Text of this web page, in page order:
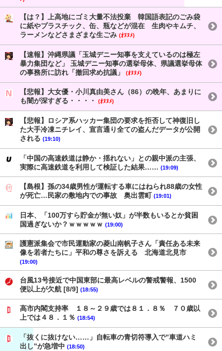
【は？】上高地にゴミ大量不法投棄 韓国語表記のごみ袋
に紙やプラスチック、缶、瓶などが混在 生肉やキムチ、
ラーメンなどさまざまな生ごみ (ｵﾇﾇﾒ)
【速報】沖縄県議「玉城デニー知事を支えているのは極左
暴力集団など」 玉城デニー知事の選挙母体、県議選挙母体
の事務所に訪れ「撤回求め抗議」
(ｵﾇﾇﾒ)
【悲報】大女優・小川真由美さん（86）の晩年、あまりに
も闇が深すぎる・・・・
(ｵﾇﾇﾒ)
【悲報】ロシア系ハッカー集団の要求を拒否して神復旧し
た大手冷凍ニチレイ、宣言通り全ての盗んだデータが公開
される (19:10)
「中国の高速鉄道は静か・揺れない」との親中派の主張、
実際に高速鉄道を利用して検証した結果…… (19:09)
【島根】孫の34歳男性が運転する車にはねられ88歳の女性
が死亡…民家の敷地内での事故 奥出雲町 (19:01)
日本、「100万すら貯金が無い奴」が半数もいるとか貧困
国過ぎないか？ｗｗｗｗｗ (19:00)
護憲派集会で市民運動家の菱山南帆子さん「責任ある未来
像を若者たちに」平和の尊さを訴える 北海道北見市
(19:00)
台風13号接近で中国東部に最高レベルの警戒警報、1500
便以上が欠航 [8/9] (18:55)
高市内閣支持率 １８～２９歳では８１．８％ ７０歳以
上では４８．１％ (18:54)
「抜くに抜けない……」自転車の青切符導入で”車道ハミ
出し”が急増中 (18:50)